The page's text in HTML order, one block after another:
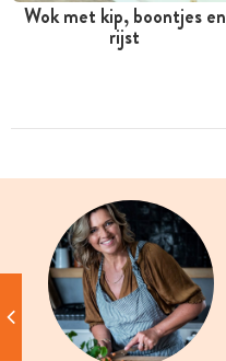
Wok met kip, boontjes en
rijst